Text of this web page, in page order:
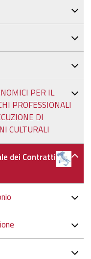
PER IL
PROFESSIONALI
DI
CULTURALI
dei Contratti